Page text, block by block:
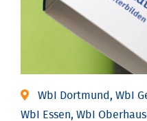
WbI Dortmund, WbI
WbI Essen, WbI